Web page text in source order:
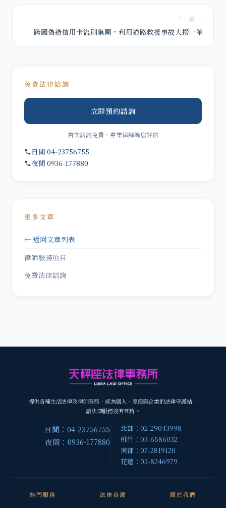
下一篇 →
跨國偽造信用卡盜刷集團，利用道路救援事故大撈一筆
免費法律諮詢
立即預約諮詢
首次諮詢免費，專業律師為您評估
日間 04-23756755
夜間 0936-177880
更多文章
← 返回文章列表
律師服務項目
免費法律諮詢
提供各種生活法律及律師服務，成為個人、家庭與企業的法律守護站，
讓法律服務沒有死角。
日間：04-23756755
夜間：0936-177880
北部：02-29043998
桃竹：03-6586032
南部：07-2819120
花蓮：03-8246979
熱門服務 法律資源 關於我們